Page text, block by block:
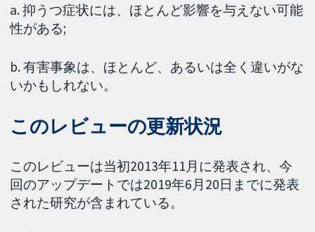
a. 抑うつ症状には、ほとんど影響を与えない可能
性がある;
b. 有害事象は、ほとんど、あるいは全く違いがな
いかもしれない。
このレビューの更新状況
このレビューは当初2013年11月に発表され、今
回のアップデートでは2019年6月20日までに発表
された研究が含まれている。